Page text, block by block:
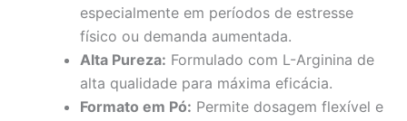
especialmente em períodos de estresse
físico ou demanda aumentada.
Alta Pureza: Formulado com L-Arginina de
alta qualidade para máxima eficácia.
Formato em Pó: Permite dosagem flexível e